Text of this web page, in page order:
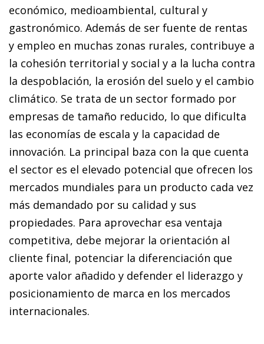
económico, medioambiental, cultural y
gastronómico. Además de ser fuente de rentas
y empleo en muchas zonas rurales, contribuye a
la cohesión territorial y social y a la lucha contra
la despoblación, la erosión del suelo y el cambio
climático. Se trata de un sector formado por
empresas de tamaño reducido, lo que dificulta
las economías de escala y la capacidad de
innovación. La principal baza con la que cuenta
el sector es el elevado potencial que ofrecen los
mercados mundiales para un producto cada vez
más demandado por su calidad y sus
propiedades. Para aprovechar esa ventaja
competitiva, debe mejorar la orientación al
cliente final, potenciar la diferenciación que
aporte valor añadido y defender el liderazgo y
posicionamiento de marca en los mercados
internacionales.